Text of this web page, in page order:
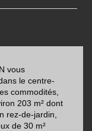
vous
le centre-
commodités,
203 m² dont
rez-de-jardin,
de 30 m²